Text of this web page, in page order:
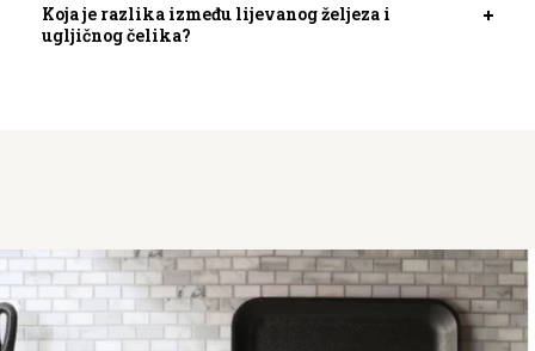
Koja je razlika između lijevanog željeza i
ugljičnog čelika?